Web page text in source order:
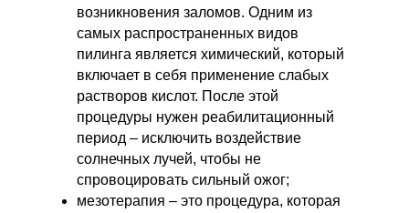
возникновения заломов. Одним из
самых распространенных видов
пилинга является химический, который
включает в себя применение слабых
растворов кислот. После этой
процедуры нужен реабилитационный
период – исключить воздействие
солнечных лучей, чтобы не
спровоцировать сильный ожог;
мезотерапия – это процедура, которая